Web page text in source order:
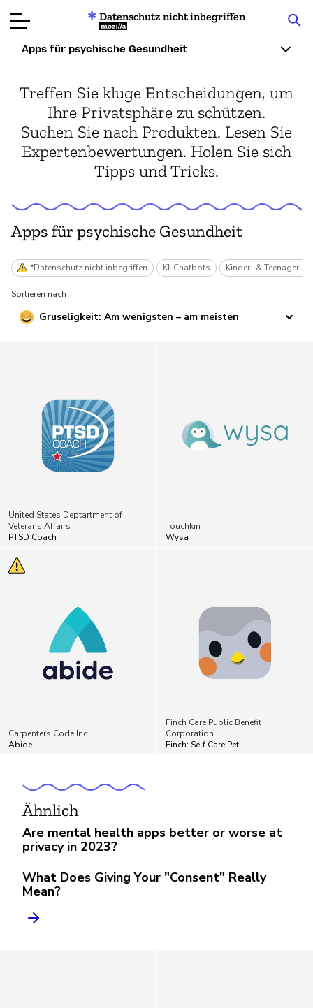
Produktbewertungen
Artikel
Über
Spenden
Datenschutz nicht inbegriffen
Mozilla
Apps für psychische Gesundheit
Treffen Sie kluge Entscheidungen, um
Ihre Privatsphäre zu schützen.
Suchen Sie nach Produkten. Lesen Sie
Expertenbewertungen. Holen Sie sich
Tipps und Tricks.
Apps für psychische Gesundheit
*Datenschutz nicht inbegriffen KI-Chatbots Kinder- & Teenager-
Sortieren nach
Gruseligkeit: Am wenigsten – am meisten
Ähnlich
Are mental health apps better or worse at
privacy in 2023?
What Does Giving Your "Consent" Really
Mean?
United States Deptartment of
Veterans Affairs
PTSD Coach
Touchkin
Wysa
Carpenters Code Inc.
Abide
Finch Care Public Benefit
Corporation
Finch: Self Care Pet